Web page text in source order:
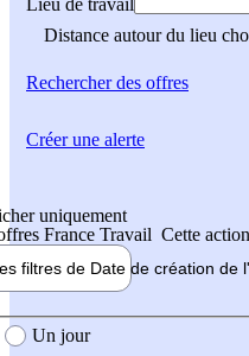
Lieu de travail
Distance autour du lieu
Rechercherdes offres
uniquement
France Travail Cette
filtres de Date de création de
création de l'offre
Un jour
Créer une alerte